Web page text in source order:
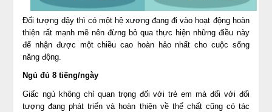
Đối tượng dậy thì có một hệ xương đang đi vào hoạt động hoàn
thiện rất mạnh mẽ nên đừng bỏ qua thực hiện những điều này
để nhận được một chiều cao hoàn hảo nhất cho cuộc sống
năng động.
Ngủ đủ 8 tiếng/ngày
Giấc ngủ không chỉ quan trọng đối với trẻ em mà đối với đối
tượng đang phát triển và hoàn thiện về thể chất cũng có tác